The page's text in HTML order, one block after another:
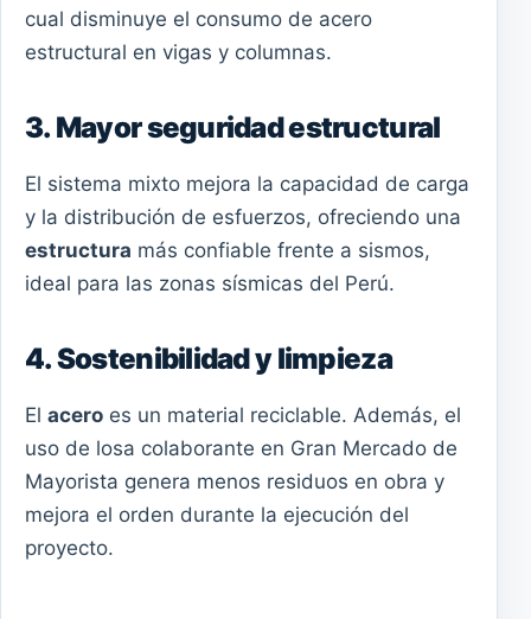
cual disminuye el consumo de acero
estructural en vigas y columnas.
3. Mayor seguridad estructural
El sistema mixto mejora la capacidad de carga
y la distribución de esfuerzos, ofreciendo una
estructura más confiable frente a sismos,
ideal para las zonas sísmicas del Perú.
4. Sostenibilidad y limpieza
El acero es un material reciclable. Además, el
uso de losa colaborante en Gran Mercado de
Mayorista genera menos residuos en obra y
mejora el orden durante la ejecución del
proyecto.